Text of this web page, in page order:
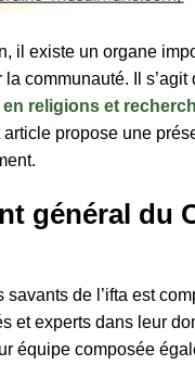
il existe un organe
communauté. Il s’agit
religions et
propose une
général du
de l’ifta est
et experts dans leur
équipe composée